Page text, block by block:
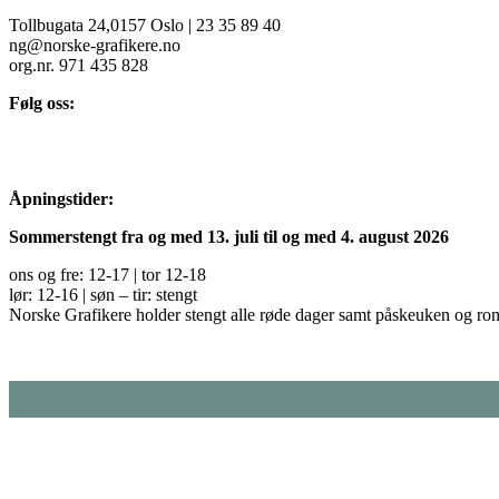
Tollbugata 24,0157 Oslo | 23 35 89 40
ng@norske-grafikere.no
org.nr. 971 435 828
Følg oss:
Åpningstider:
Sommerstengt fra og med 13. juli til og med 4. august 2026
ons og fre: 12-17 | tor 12-18
lør: 12-16 | søn – tir: stengt
Norske Grafikere holder stengt alle røde dager samt påskeuken og